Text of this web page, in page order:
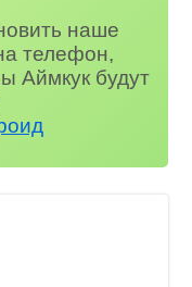
наше
телефон,
Аймкук будут